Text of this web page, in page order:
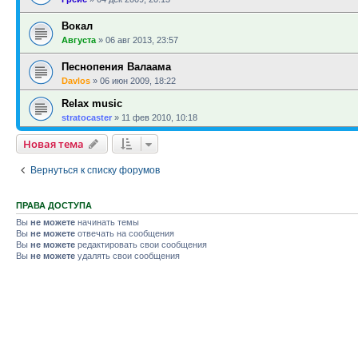
Вокал
Августа » 06 авг 2013, 23:57
Песнопения Валаама
Davlos » 06 июн 2009, 18:22
Relax music
stratocaster » 11 фев 2010, 10:18
Новая тема
Вернуться к списку форумов
ПРАВА ДОСТУПА
Вы не можете начинать темы
Вы не можете отвечать на сообщения
Вы не можете редактировать свои сообщения
Вы не можете удалять свои сообщения